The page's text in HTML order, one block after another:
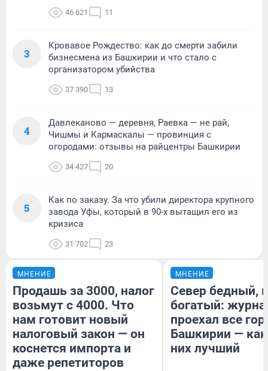
46 621 11
3
Кровавое Рождество: как до смерти забили
бизнесмена из Башкирии и что стало с
организатором убийства
37 390 13
4
Давлеканово — деревня, Раевка — не рай,
Чишмы и Кармаскалы — провинция с
огородами: отзывы на райцентры Башкирии
34 427 20
5
Как по заказу. За что убили директора крупного
завода Уфы, который в 90-х вытащил его из
кризиса
31 702 23
МНЕНИЕ
Продашь за 3000, налог
возьмут с 4000. Что
нам готовит новый
налоговый закон — он
коснется импорта и
даже репетиторов
МНЕНИЕ
Север бедный,
богатый:
проехал все
Башкирии —
них лучший